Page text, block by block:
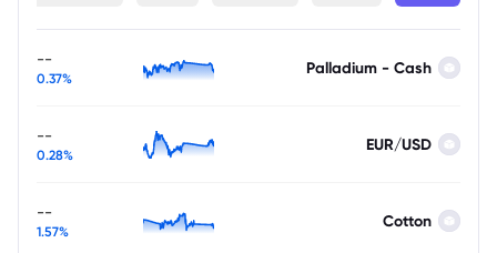
Palladium - Cash
--
0.37%
EUR/USD
--
0.28%
Cotton
--
1.57%